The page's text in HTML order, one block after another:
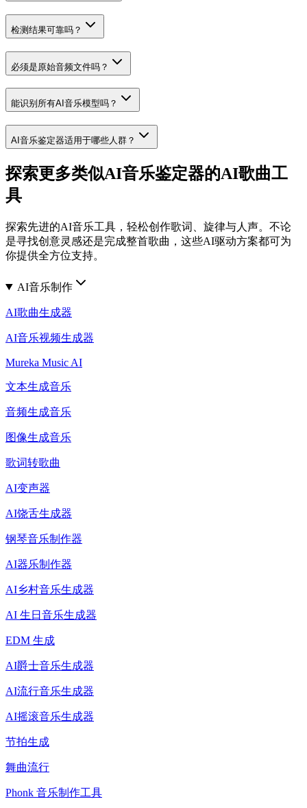
检测结果可靠吗？
必须是原始音频文件吗？
能识别所有AI音乐模型吗？
AI音乐鉴定器适用于哪些人群？
探索更多类似AI音乐鉴定器的AI歌曲工
具
探索先进的AI音乐工具，轻松创作歌词、旋律与人声。不论
是寻找创意灵感还是完成整首歌曲，这些AI驱动方案都可为
你提供全方位支持。
AI音乐制作
AI歌曲生成器
AI音乐视频生成器
Mureka Music AI
文本生成音乐
音频生成音乐
图像生成音乐
歌词转歌曲
AI变声器
AI饶舌生成器
钢琴音乐制作器
AI器乐制作器
AI乡村音乐生成器
AI 生日音乐生成器
EDM 生成
AI爵士音乐生成器
AI流行音乐生成器
AI摇滚音乐生成器
节拍生成
舞曲流行
Phonk 音乐制作工具